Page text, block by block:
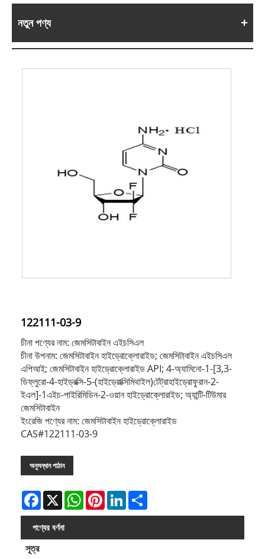
নতুন পণ্য
122111-03-9
চীনা পণ্যের নাম: জেমসিটাবাইন এইচসিএল
চীনা উপনাম: জেমসিটাবাইন হাইড্রোক্লোরাইড; জেমসিটাবাইন এইচসিএল
এপিআই; জেমসিটাবাইন হাইড্রোক্লোরাইড API; 4-অ্যামিনো-1-[3,3-
ডিফ্লুরো-4-হাইড্রক্সি-5-(হাইড্রোক্সিমিথাইল)টেট্রাহাইড্রোফুরান-2-
ইএল]-1এইচ-পাইরিমিডিন-2-ওয়ান হাইড্রোক্লোরাইড; অ্যান্টি-টিউমার
জেমসিটাবাইন
ইংরেজি পণ্যের নাম: জেমসিটাবাইন হাইড্রোক্লোরাইড
CAS#122111-03-9
অনুসন্ধান পাঠান
Facebook
X WhatsAppPinterestLinkedIn
পণ্যের বর্ণনা
সূত্র